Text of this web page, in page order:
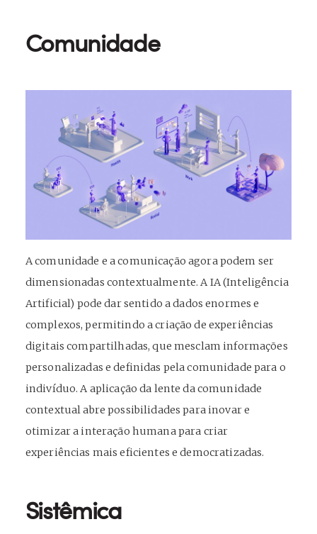
Comunidade
A comunidade e a comunicação agora podem ser
dimensionadas contextualmente. A IA (Inteligência
Artificial) pode dar sentido a dados enormes e
complexos, permitindo a criação de experiências
digitais compartilhadas, que mesclam informações
personalizadas e definidas pela comunidade para o
indivíduo. A aplicação da lente da comunidade
contextual abre possibilidades para inovar e
otimizar a interação humana para criar
experiências mais eficientes e democratizadas.
Sistêmica